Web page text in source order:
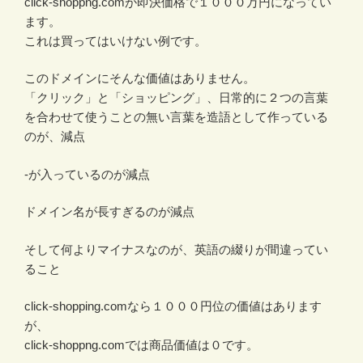
ます。
これは買ってはいけない例です。
このドメインにそんな価値はありません。
「クリック」と「ショッピング」、日常的に２つの言葉
を合わせて使うことの無い言葉を造語として作っている
のが、減点
-が入っているのが減点
ドメイン名が長すぎるのが減点
そして何よりマイナスなのが、英語の綴りが間違ってい
ること
click-shopping.comなら１０００円位の価値はあります
が、
click-shoppng.comでは商品価値は０です。